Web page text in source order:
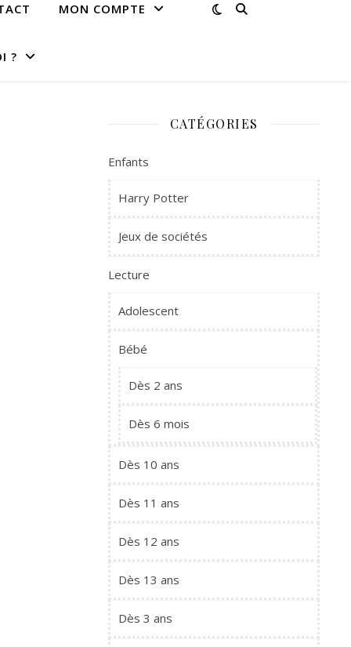
MON COMPTE
?
CATÉGORIES
Enfants
Harry Potter
Jeux de sociétés
Lecture
Adolescent
Bébé
Dès 2 ans
Dès 6 mois
Dès 10 ans
Dès 11 ans
Dès 12 ans
Dès 13 ans
Dès 3 ans